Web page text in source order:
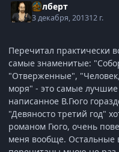
Гилберт
3 декабря, 201312 г.
Перечитал практически
самые знаменитые:
"Отверженные",
моря" - это самые
написанное В.Гюго
"Девяносто третий год"
романом Гюго, очень
меня вообще.